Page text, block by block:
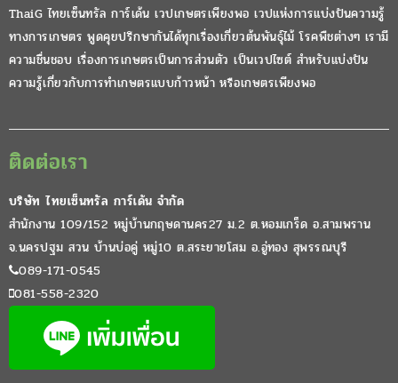
ThaiG ไทยเซ็นทรัล การ์เด้น เวปเกษตรเพียงพอ เวปแห่งการแบ่งปันความรู้
ทางการเกษตร พูดคุยปรึกษากันได้ทุกเรื่องเกี่ยวต้นพันธุ์ไม้ โรคพืชต่างๆ เรามี
ความชื่นชอบ เรื่องการเกษตรเป็นการส่วนตัว เป็นเวปไซต์ สำหรับแบ่งปัน
ความรู้เกี่ยวกับการทำเกษตรแบบก้าวหน้า หรือเกษตรเพียงพอ
ติดต่อเรา
บริษัท ไทยเซ็นทรัล การ์เด้น จำกัด
สำนักงาน 109/152 หมู่บ้านกฤษดานคร27 ม.2 ต.หอมเกร็ด อ.สามพราน
จ.นครปฐม สวน บ้านบ่อคู่ หมู่10 ต.สระยายโสม อ.อู่ทอง สุพรรณบุรี
089-171-0545
081-558-2320